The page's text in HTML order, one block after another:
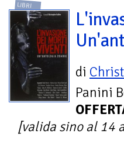
LIBRI
di
Panini
[valida sino al 14